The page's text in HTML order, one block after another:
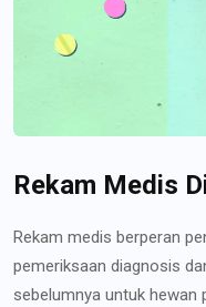
Rekam Medis
Rekam medis berperan
pemeriksaan diagnosis
sebelumnya untuk hewan